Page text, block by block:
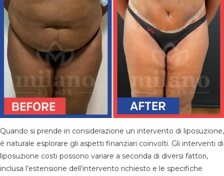
Quando si prende in considerazione un intervento di liposuzione,
è naturale esplorare gli aspetti finanziari coinvolti. Gli interventi di
liposuzione costi possono variare a seconda di diversi fattori,
inclusa l’estensione dell’intervento richiesto e le specifiche